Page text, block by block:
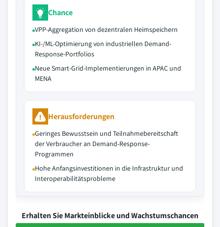
Chance
VPP-Aggregation von dezentralen Heimspeichern
KI-/ML-Optimierung von industriellen Demand-
Response-Portfolios
Neue Smart-Grid-Implementierungen in APAC und
MENA
Herausforderungen
Geringes Bewusstsein und Teilnahmebereitschaft
der Verbraucher an Demand-Response-
Programmen
Hohe Anfangsinvestitionen in die Infrastruktur und
Interoperabilitätsprobleme
Erhalten Sie Markteinblicke und Wachstumschancen